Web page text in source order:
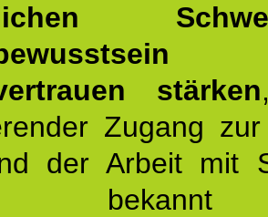
stärken
Zugang
der Arbeit mit